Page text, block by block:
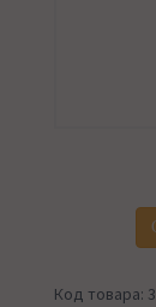
Код товара: